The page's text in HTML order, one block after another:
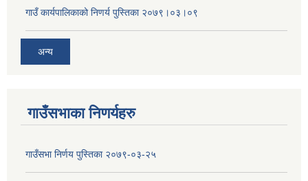
गाउँ कार्यपालिकाको निणर्य पुस्तिका २०७९।०३।०९
अन्य
गाउँसभाका निणर्यहरु
गाउँसभा निर्णय पुस्तिका २०७९-०३-२५